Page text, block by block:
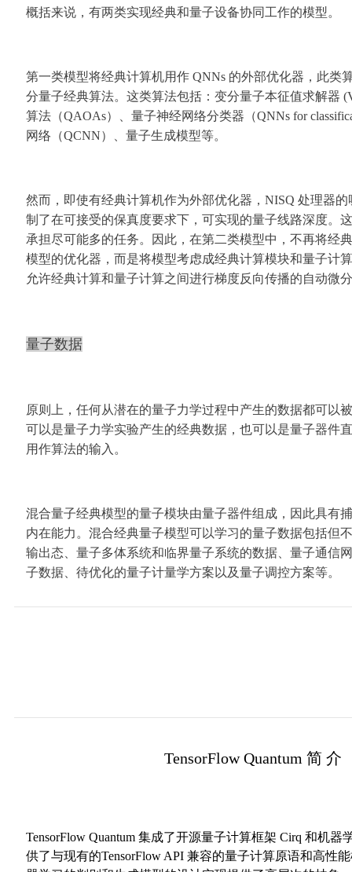
概括来说，有两类实现经典和量子设备协同工作的模型。
第一类模型将经典计算机用作 QNNs 的外部优化器，此类
分量子经典算法。这类算法包括：变分量子本征值求解器
算法（QAOAs）、量子神经网络分类器（QNNs for
网络（QCNN）、量子生成模型等。
然而，即使有经典计算机作为外部优化器，NISQ 处理器
制了在可接受的保真度要求下，可实现的量子线路深度。
承担尽可能多的任务。因此，在第二类模型中，不再将经
模型的优化器，而是将模型考虑成经典计算模块和量子计
允许经典计算和量子计算之间进行梯度反向传播的自动微
量子数据
原则上， 任何从潜在的量子力学过程中产生的数据都可以
可以是量子力学实验产生的经典数据，也可以是量子器件
用作算法的输入 。
混合量子经典模型的量子模块由量子器件组成，因此具有
内在能力。混合经典量子模型可以学习的量子数据包括但
输出态、量子多体系统和临界量子系统的数据、量子通信
子数据、待优化的量子计量学方案以及量子调控方案等。
01
02
TensorFlow Quantum 简 介
TensorFlow Quantum 集成了开源量子计算框架 Cirq 和机器
供了与现有的TensorFlow API 兼容的量子计算原语和高性